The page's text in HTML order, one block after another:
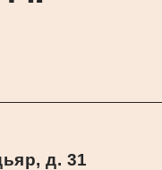
д. 31